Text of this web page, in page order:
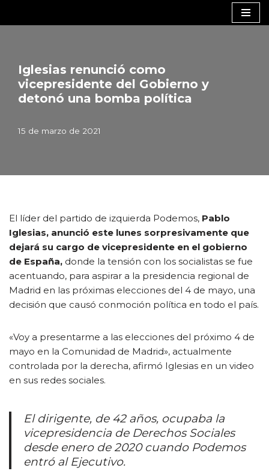
Iglesias renunció como
vicepresidente del Gobierno y
detonó una bomba política
15 de marzo de 2021
El líder del partido de izquierda Podemos, Pablo
Iglesias, anunció este lunes sorpresivamente que
dejará su cargo de vicepresidente en el gobierno
de España, donde la tensión con los socialistas se fue
acentuando, para aspirar a la presidencia regional de
Madrid en las próximas elecciones del 4 de mayo, una
decisión que causó conmoción política en todo el país.
«Voy a presentarme a las elecciones del próximo 4 de
mayo en la Comunidad de Madrid», actualmente
controlada por la derecha, afirmó Iglesias en un video
en sus redes sociales.
El dirigente, de 42 años, ocupaba la
vicepresidencia de Derechos Sociales
desde enero de 2020 cuando Podemos
entró al Ejecutivo.